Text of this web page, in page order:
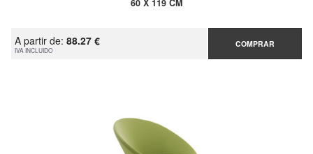
60 X 119 CM
A partir de: 88.27 €
IVA INCLUIDO
COMPRAR